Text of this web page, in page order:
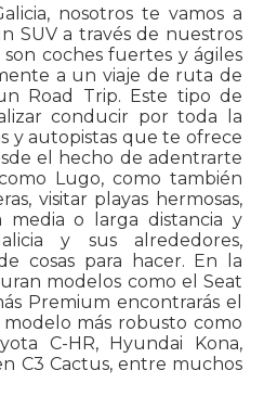
nosotros te vamos a
SUV a través de nuestros
coches fuertes y ágiles
a un viaje de ruta de
Road Trip. Este tipo de
conducir por toda la
y autopistas que te ofrece
el hecho de adentrarte
Lugo, como también
visitar playas hermosas,
media o larga distancia y
y sus alrededores,
cosas para hacer. En la
modelos como el Seat
Premium encontrarás el
más robusto como
C-HR, Hyundai Kona,
C3 Cactus, entre muchos